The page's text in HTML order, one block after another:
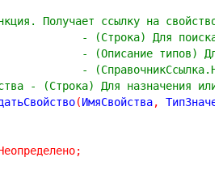
Получает ссылку на
// ИмяСвойства 			- (Строка)
// ТипЗначения 			-
// НаборСвойств 		-
- (Строка) Для назначения или
(ИмяСвойства,
;